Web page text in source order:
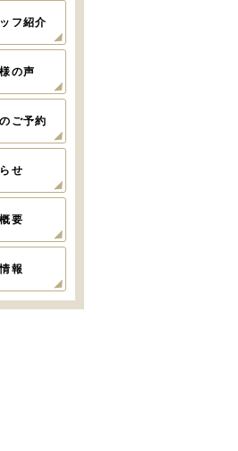
フ紹介
の声
ご予約
せ
要
報